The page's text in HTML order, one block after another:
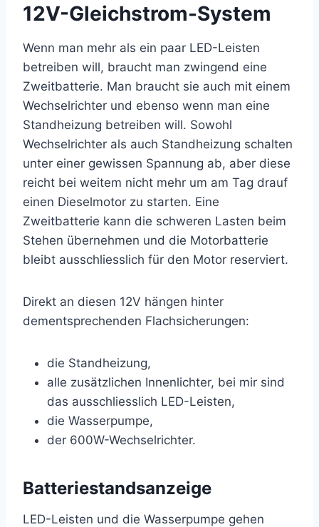
12V-Gleichstrom-System
Wenn man mehr als ein paar LED-Leisten
betreiben will, braucht man zwingend eine
Zweitbatterie. Man braucht sie auch mit einem
Wechselrichter und ebenso wenn man eine
Standheizung betreiben will. Sowohl
Wechselrichter als auch Standheizung schalten
unter einer gewissen Spannung ab, aber diese
reicht bei weitem nicht mehr um am Tag drauf
einen Dieselmotor zu starten. Eine
Zweitbatterie kann die schweren Lasten beim
Stehen übernehmen und die Motorbatterie
bleibt ausschliesslich für den Motor reserviert.
Direkt an diesen 12V hängen hinter
dementsprechenden Flachsicherungen:
die Standheizung,
alle zusätzlichen Innenlichter, bei mir sind
das ausschliesslich LED-Leisten,
die Wasserpumpe,
der 600W-Wechselrichter.
Batteriestandsanzeige
LED-Leisten und die Wasserpumpe gehen